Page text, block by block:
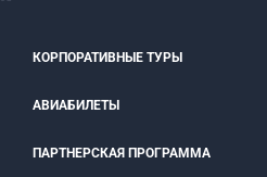
КОРПОРАТИВНЫЕ ТУРЫ
АВИАБИЛЕТЫ
ПАРТНЕРСКАЯ ПРОГРАММА